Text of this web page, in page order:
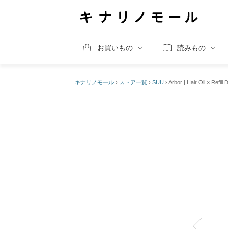
お買いもの 読みもの
キナリノモール › ストア一覧 › SUU › Arbor | Hair Oil × Refill